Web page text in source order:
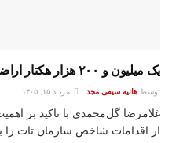
یک میلیون و ۲۰۰ هزار هکتار اراضی کشور سدیمی و شور است
توسط هانیه سیفی مجد مرداد ۱۵, ۱۴۰۵
غلامرضا گل‌محمدی با تاکید بر
از اقدامات شاخص سازمان تات